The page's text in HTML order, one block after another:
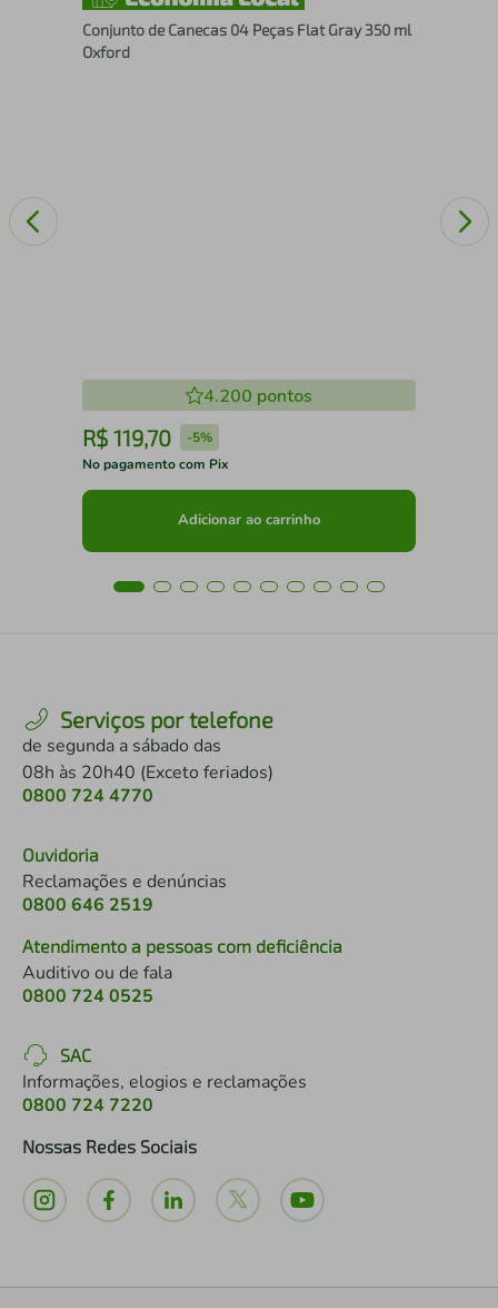
Conjunto de Canecas 04 Peças Flat Gray 350 ml
Oxford
4.200 pontos
R$ 119,70 -5%
No pagamento com Pix
Adicionar ao carrinho
Serviços por telefone
de segunda a sábado das
08h às 20h40 (Exceto feriados)
0800 724 4770
Ouvidoria
Reclamações e denúncias
0800 646 2519
Atendimento a pessoas com deficiência
Auditivo ou de fala
0800 724 0525
SAC
Informações, elogios e reclamações
0800 724 7220
Nossas Redes Sociais